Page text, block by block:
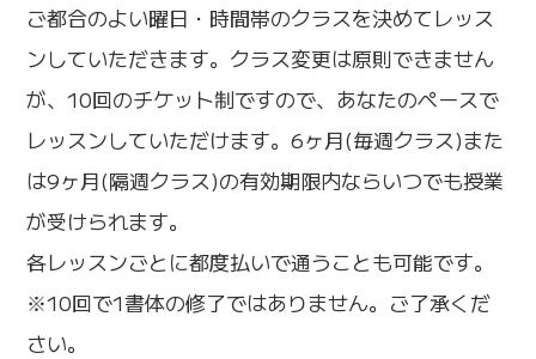
ご都合のよい曜日・時間帯のクラスを決めてレッス
ンしていただきます。クラス変更は原則できません
が、10回のチケット制ですので、あなたのペースで
レッスンしていただけます。6ヶ月(毎週クラス)また
は9ヶ月(隔週クラス)の有効期限内ならいつでも授業
が受けられます。
各レッスンごとに都度払いで通うことも可能です。
※10回で1書体の修了ではありません。ご了承くだ
さい。